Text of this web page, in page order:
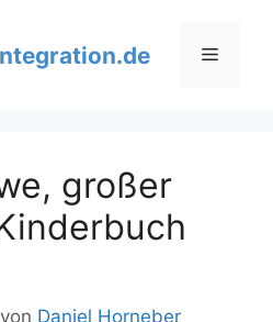
Menü
großer
von Daniel Horneber